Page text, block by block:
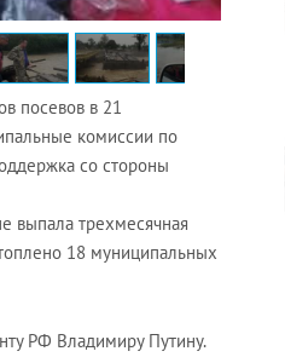
посевов в 21
комиссии по
со стороны
выпала трехмесячная
18 муниципальных
РФ Владимиру Путину.